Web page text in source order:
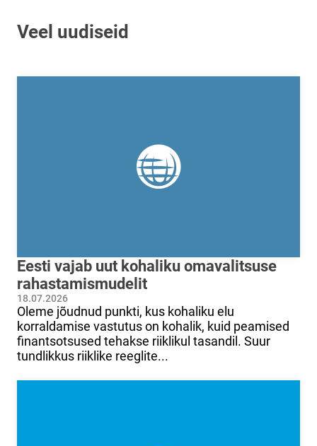
Veel uudiseid
Eesti vajab uut kohaliku omavalitsuse
rahastamismudelit
18.07.2026
Oleme jõudnud punkti, kus kohaliku elu
korraldamise vastutus on kohalik, kuid peamised
finantsotsused tehakse riiklikul tasandil. Suur
tundlikkus riiklike reeglite...